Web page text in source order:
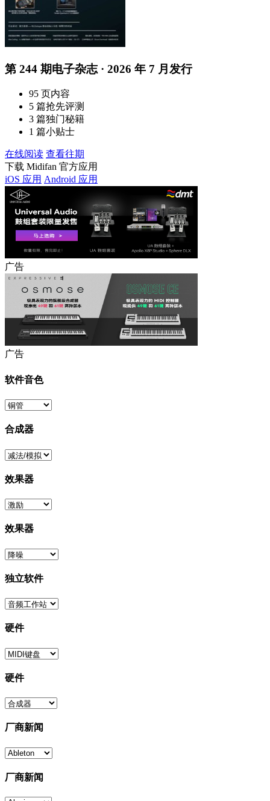
第 244 期电子杂志 · 2026 年 7 月发行
95 页内容
5 篇抢先评测
3 篇独门秘籍
1 篇小贴士
在线阅读 查看往期
下载 Midifan 官方应用
iOS 应用 Android 应用
广告
广告
软件音色
合成器
效果器
效果器
独立软件
硬件
硬件
厂商新闻
厂商新闻